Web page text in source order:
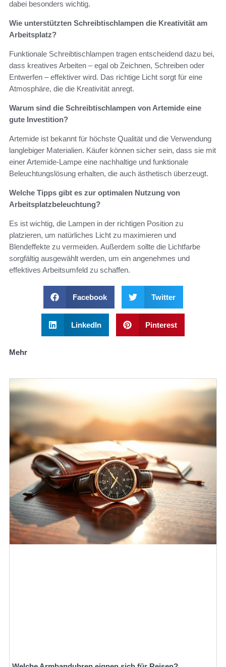
dabei besonders wichtig.
Wie unterstützten Schreibtischlampen die Kreativität am
Arbeitsplatz?
Funktionale Schreibtischlampen tragen entscheidend dazu bei,
dass kreatives Arbeiten – egal ob Zeichnen, Schreiben oder
Entwerfen – effektiver wird. Das richtige Licht sorgt für eine
Atmosphäre, die die Kreativität anregt.
Warum sind die Schreibtischlampen von Artemide eine
gute Investition?
Artemide ist bekannt für höchste Qualität und die Verwendung
langlebiger Materialien. Käufer können sicher sein, dass sie mit
einer Artemide-Lampe eine nachhaltige und funktionale
Beleuchtungslösung erhalten, die auch ästhetisch überzeugt.
Welche Tipps gibt es zur optimalen Nutzung von
Arbeitsplatzbeleuchtung?
Es ist wichtig, die Lampen in der richtigen Position zu
platzieren, um natürliches Licht zu maximieren und
Blendeffekte zu vermeiden. Außerdem sollte die Lichtfarbe
sorgfältig ausgewählt werden, um ein angenehmes und
effektives Arbeitsumfeld zu schaffen.
Facebook Twitter
LinkedIn Pinterest
Mehr